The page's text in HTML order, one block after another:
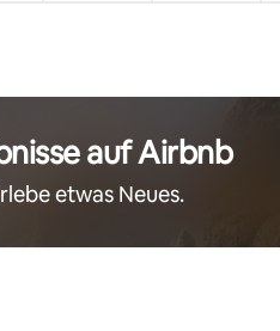
auf Airbnb
etwas Neues.